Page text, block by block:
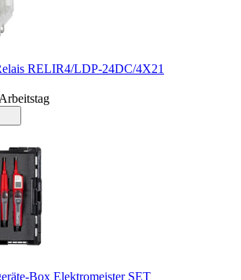
RELIR4/LDP-24DC/4X21
Box Elektromeister SET